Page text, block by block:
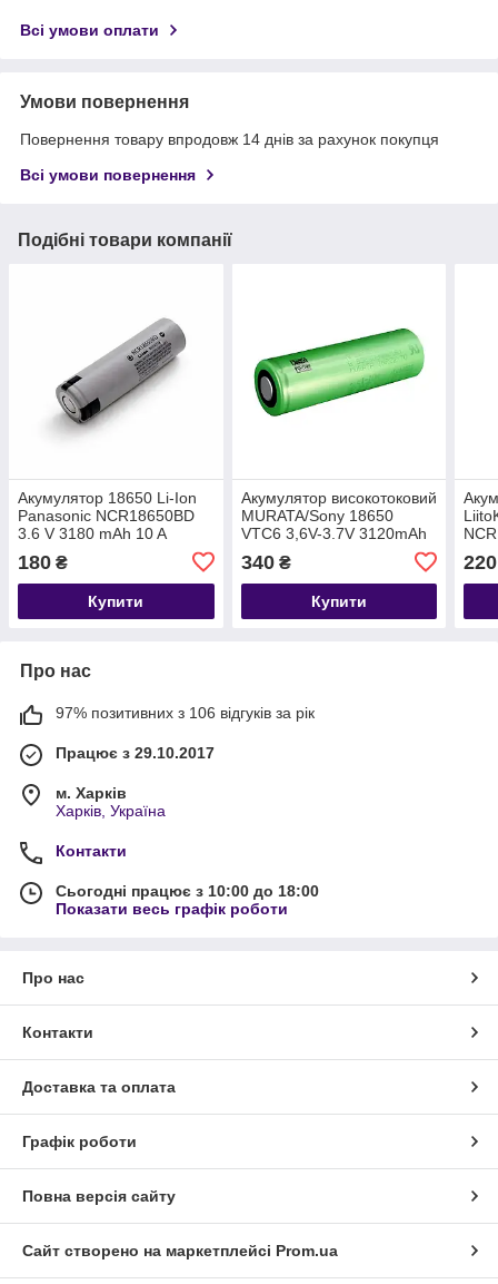
Всі умови оплати
Умови повернення
Повернення товару впродовж 14 днів за рахунок покупця
Всі умови повернення
Подібні товари компанії
Акумулятор 18650 Li-Ion
Panasonic NCR18650BD
3.6 V 3180 mAh 10 A
180 ₴
Купити
Акумулятор високотоковий
MURATA/Sony 18650
VTC6 3,6V-3.7V 3120mAh
340₴
Купити
220
Про нас
97% позитивних з 106 відгуків за рік
Працює з 29.10.2017
м. Харків
Харків, Україна
Контакти
Сьогодні працює з 10:00 до 18:00
Показати весь графік роботи
Про нас
Контакти
Доставка та оплата
Графік роботи
Повна версія сайту
Сайт створено на маркетплейсі Prom.ua